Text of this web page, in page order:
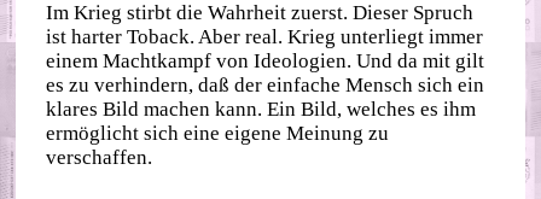
Im Krieg stirbt die Wahrheit zuerst. Dieser Spruch
ist harter Toback. Aber real. Krieg unterliegt immer
einem Machtkampf von Ideologien. Und da mit gilt
es zu verhindern, daß der einfache Mensch sich ein
klares Bild machen kann. Ein Bild, welches es ihm
ermöglicht sich eine eigene Meinung zu
verschaffen.